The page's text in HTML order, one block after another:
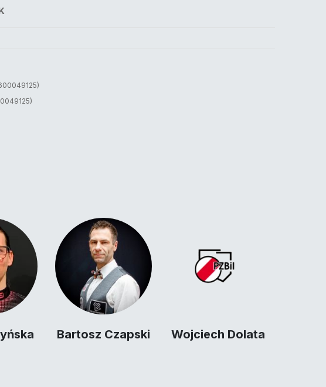
Bartosz Czapski Wojciech Dolata